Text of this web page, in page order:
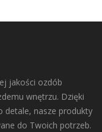
jakości ozdób
wnętrzu. Dzięki
detale, nasze produkty
do Twoich potrzeb.